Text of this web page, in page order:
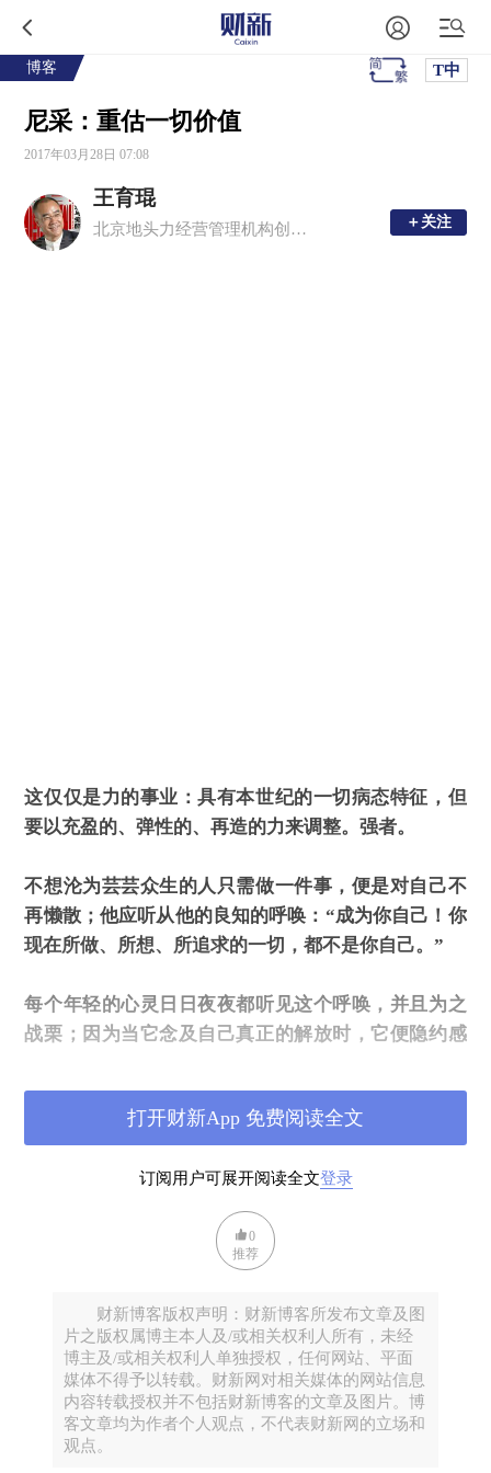
博客 T中
尼采：重估一切价值
2017年03月28日 07:08
王育琨
北京地头力经营管理机构创始人，首席架构师 ＋关注
＋关注
这仅仅是力的事业：具有本世纪的一切病态特征，但
要以充盈的、弹性的、再造的力来调整。强者。
不想沦为芸芸众生的人只需做一件事，便是对自己不
再懒散；他应听从他的良知的呼唤：“成为你自己！你
现在所做、所想、所追求的一切，都不是你自己。”
每个年轻的心灵日日夜夜都听见这个呼唤，并且为之
战栗；因为当它念及自己真正的解放时，它便隐约感
怯懦的枷锁，就没有任何方法能够帮助它获得这种幸
我反对什么？我反对把渺小和善的平庸性即灵魂的内
心平静误认为是高等的东西，因为它不知道伟大力的
聚集会产生巨大的激励，没有把激情看成是某种更高
等的东西，甚至是人的标准。
一个有道德的人就是低贱的种类，因为他不是有个性
的人，而是按着一劳永逸的人的模式获得自身价值
的。他不具备独立的价值。
小人的道德成了事物的标准，这是文化迄今最为严重
订阅用户可展开阅读全文登录
打开财新App 免费阅读全文
0
推荐
财新博客版权声明：财新博客所发布文章及图
片之版权属博主本人及/或相关权利人所有，未经
博主及/或相关权利人单独授权，任何网站、平面
媒体不得予以转载。财新网对相关媒体的网站信息
内容转载授权并不包括财新博客的文章及图片。博
客文章均为作者个人观点，不代表财新网的立场和
观点。